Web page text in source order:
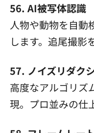
56. AI被写体認識
人物や動物を自動
します。追尾撮影
57. ノイズリダク
高度なアルゴリズ
現。プロ並みの仕